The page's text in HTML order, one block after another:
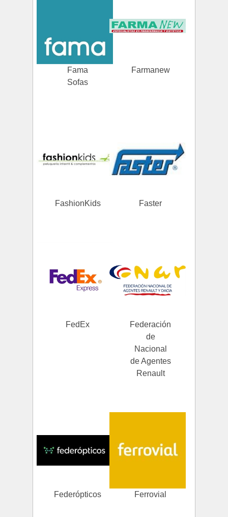
Fama
Sofas
Farmanew
FashionKids Faster
FedEx
Federación
de
Nacional
de Agentes
Renault
Federópticos Ferrovial